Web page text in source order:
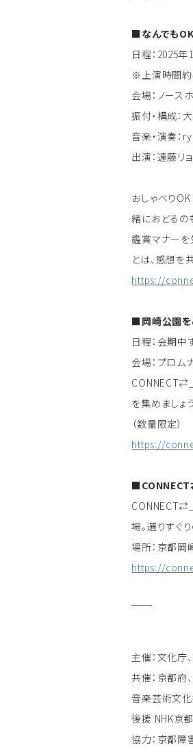
■なんでも
日程：2025
※上演時間約
会場：ノース
振付・構成：
音楽・演奏：
出演：遠藤リ
おしゃべり
緒におどるの
鑑賞マナーを
とは、感想を
https://
■岡崎公園を
日程：会期中
会場：プロム
を集めましょ
（数量限定）
https://
CONNECT⇄
場。選りすぐ
場所：京都岡
https://
主催：文化庁
共催：京都府
音楽芸術文化
後援 NHK京
協力：京都障